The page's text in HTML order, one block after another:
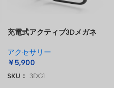
充電式アクティブ3Dメガネ
アクセサリー
￥5,900
SKU： 3DG1